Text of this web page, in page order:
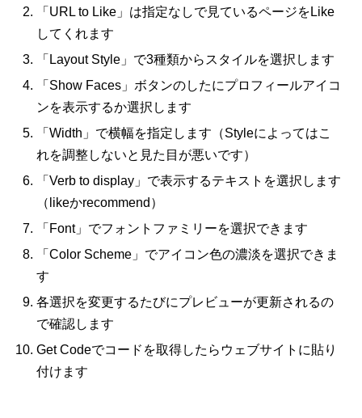
「URL to Like」は指定なしで見ているページをLike
してくれます
「Layout Style」で3種類からスタイルを選択します
「Show Faces」ボタンのしたにプロフィールアイコ
ンを表示するか選択します
「Width」で横幅を指定します（Styleによってはこ
れを調整しないと見た目が悪いです）
「Verb to display」で表示するテキストを選択します
（likeかrecommend）
「Font」でフォントファミリーを選択できます
「Color Scheme」でアイコン色の濃淡を選択できま
す
各選択を変更するたびにプレビューが更新されるの
で確認します
Get Codeでコードを取得したらウェブサイトに貼り
付けます